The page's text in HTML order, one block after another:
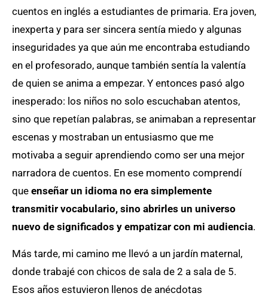
cuentos en inglés a estudiantes de primaria. Era joven,
inexperta y para ser sincera sentía miedo y algunas
inseguridades ya que aún me encontraba estudiando
en el profesorado, aunque también sentía la valentía
de quien se anima a empezar. Y entonces pasó algo
inesperado: los niños no solo escuchaban atentos,
sino que repetían palabras, se animaban a representar
escenas y mostraban un entusiasmo que me
motivaba a seguir aprendiendo como ser una mejor
narradora de cuentos. En ese momento comprendí
que enseñar un idioma no era simplemente
transmitir vocabulario, sino abrirles un universo
nuevo de significados y empatizar con mi audiencia.
Más tarde, mi camino me llevó a un jardín maternal,
donde trabajé con chicos de sala de 2 a sala de 5.
Esos años estuvieron llenos de anécdotas